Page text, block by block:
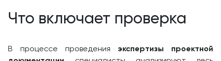
Что включает проверка
В процессе проведения экспертизы проектной